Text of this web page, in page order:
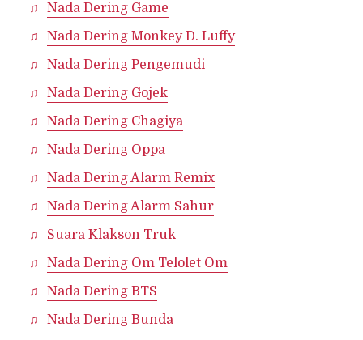
Nada Dering Game
Nada Dering Monkey D. Luffy
Nada Dering Pengemudi
Nada Dering Gojek
Nada Dering Chagiya
Nada Dering Oppa
Nada Dering Alarm Remix
Nada Dering Alarm Sahur
Suara Klakson Truk
Nada Dering Om Telolet Om
Nada Dering BTS
Nada Dering Bunda